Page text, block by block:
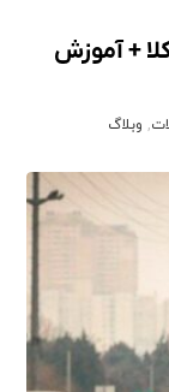
+ آموزش
, وبلاگ